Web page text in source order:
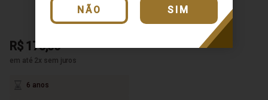
NÃO SIM
R$ 175,00
em até 2x sem juros
6 anos